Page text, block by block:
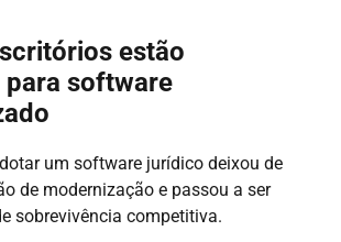
estão
software
um software jurídico deixou de
de modernização e passou a ser
sobrevivência competitiva.